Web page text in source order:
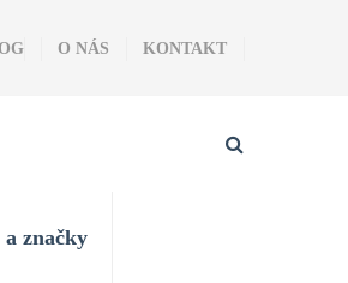
O NÁS KONTAKT
značky